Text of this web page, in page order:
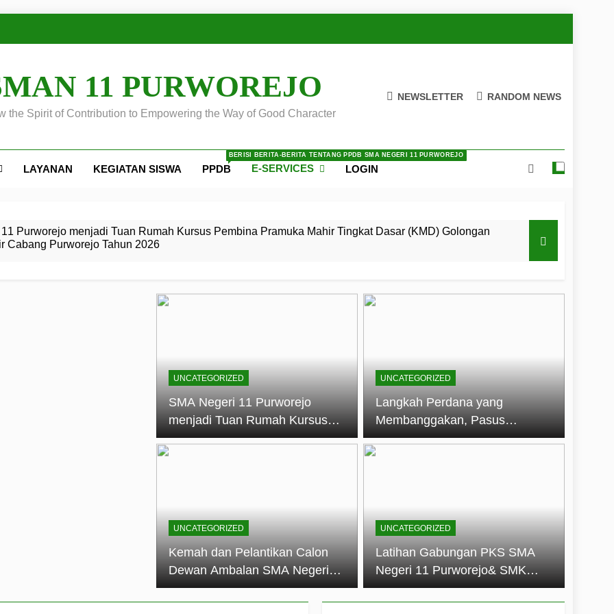
11 PURWOREJO
the Spirit of Contribution to Empowering the Way of Good Character
NEWSLETTER RANDOM NEWS
LAYANAN KEGIATAN SISWA PPDB
BERISI BERITA-BERITA TENTANG PPDB SMA NEGERI 11 PURWOREJO
E-SERVICES LOGIN
Purworejo menjadi Tuan Rumah Kursus Pembina Pramuka Mahir Tingkat Dasar (KMD) Golongan
Cabang Purworejo Tahun 2026
Calon Dewan Ambalan SMA Negeri 11 Purworejo: Membentuk Jiwa Kepemimpinan, Disiplin,
11 Purworejo Sukses Gelar LPBB Jatayudha Open 2 Tahun 2026
Tingkat
Gugus Depan
di LKBB
oleh Pasukan Khusus
11
Negeri 11 Purworejo
menjadi lokasi pelaksanaan
UNCATEGORIZED
SMA Negeri 11 Purworejo
menjadi Tuan Rumah Kursus
Pembina Pramuka Mahir
UNCATEGORIZED
Langkah Perdana yang
Membanggakan, Pasus
Jatayudha Ukir Prestasi di
UNCATEGORIZED
Kemah dan Pelantikan Calon
Dewan Ambalan SMA Negeri
11 Purworejo: Membentuk Jiwa
Kepemimpinan, Disiplin, dan
UNCATEGORIZED
Latihan Gabungan PKS SMA
Negeri 11 Purworejo& SMK
Negeri 6 Purworejo:
Membangun Disiplin,